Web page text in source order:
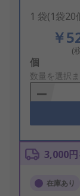
1 袋(1袋
￥
(
Add
to
Basket
個
数量を選択
3,000
在庫あり